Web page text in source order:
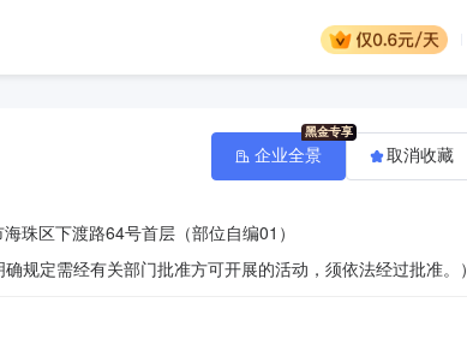
珠区下渡路64号首层（部位自编01）
规定需经有关部门批准方可开展的活动，须依法经过批准。）
企业全景 取消收藏